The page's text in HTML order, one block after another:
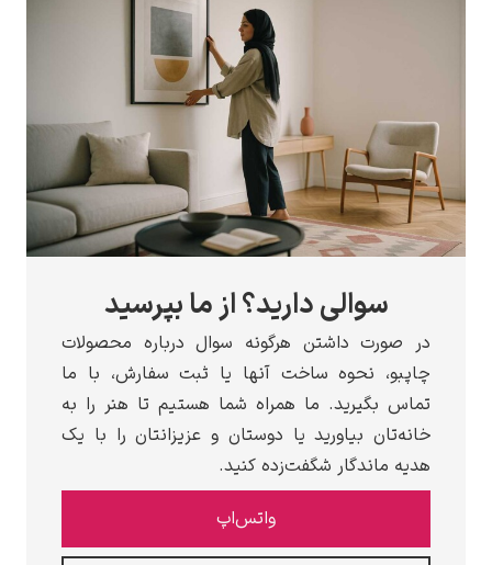
دارید؟ از ما بپرسید
داشتن هرگونه سوال درباره محصولات
ساخت آنها یا ثبت سفارش، با ما
ما همراه شما هستیم تا هنر را به
یا دوستان و عزیزانتان را با یک
شگفت‌زده کنید.